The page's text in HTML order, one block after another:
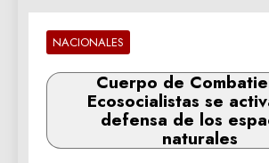
NACIONALES
Cuerpo de
Ecosocialistas se
defensa de los
naturales